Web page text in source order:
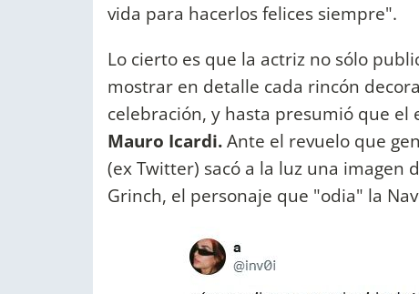
vida para hacerlos felices siempre".
Lo cierto es que la actriz no sólo
mostrar en detalle cada rincón
celebración, y hasta presumió que
Mauro Icardi.Ante el revuelo que
(ex Twitter) sacó a la luz una imagen
Grinch, el personaje que "odia" la